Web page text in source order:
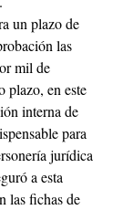
un plazo de
las
mil de
plazo, en este
interna de
para
jurídica
a esta
las fichas de